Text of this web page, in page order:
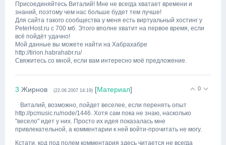
Присоединяйтесь Виталий! Мне не всегда хватает времени и
знаний, поэтому чем нас больше будет тем лучше!
Для сайта такого сообщества у меня есть виртуальный хостинг у
PeterHost.ru с 700 мб. Этого вполне хватит на первое время, если
всё пойдёт удачно!
Мой данные вы можете найти на Хабрахабре
http://tirion.habrahabr.ru/
Свяжитесь со мной, если вам интересно моё предложение.
0
3 Жирнов (22.06.2007 14:19) [Материал]
Виталий, возможно, пойдет веселее, если перенять опыт
http://pcmusic.ru/node/1446. Хотя сам пока не знаю, насколько
"весело" идет у них. Просто их идея показалась мне
привлекательной, а комментарии к ней войти-прочитать не могу.
Кстати, код под полем комментария здесь читается не всегда